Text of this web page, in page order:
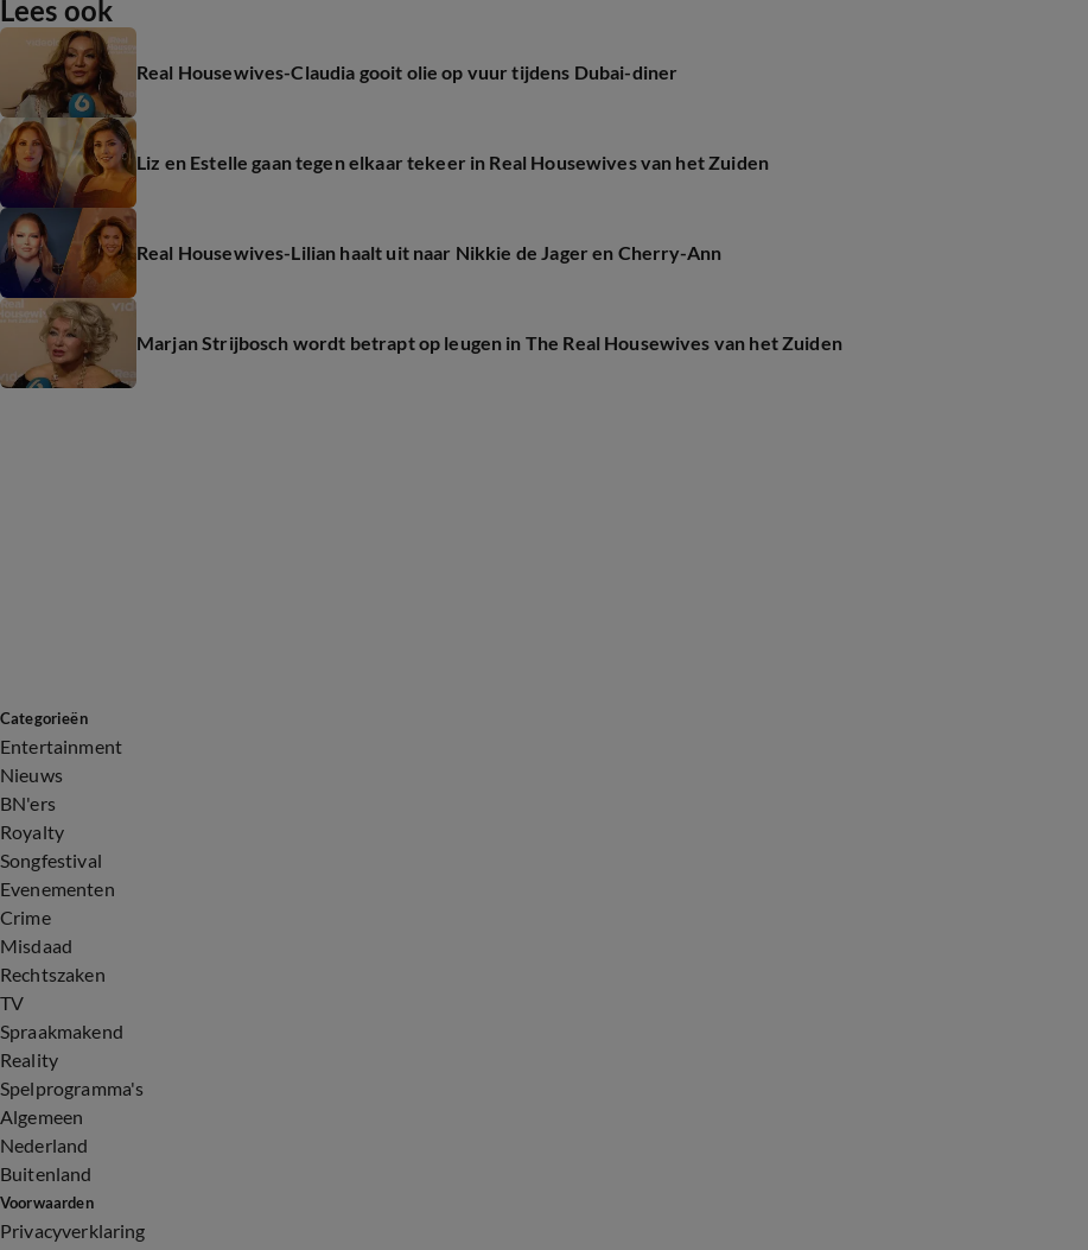
Lees ook
Real Housewives-Claudia gooit olie op vuur tijdens Dubai-diner
Liz en Estelle gaan tegen elkaar tekeer in Real Housewives van het Zuiden
Real Housewives-Lilian haalt uit naar Nikkie de Jager en Cherry-Ann
Marjan Strijbosch wordt betrapt op leugen in The Real Housewives van het Zuiden
Categorieën
Entertainment
Nieuws
BN'ers
Royalty
Songfestival
Evenementen
Crime
Misdaad
Rechtszaken
TV
Spraakmakend
Reality
Spelprogramma's
Algemeen
Nederland
Buitenland
Voorwaarden
Privacyverklaring